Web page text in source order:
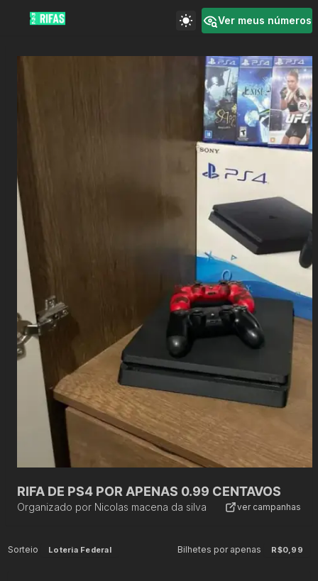
Ver meus números
RIFA DE PS4 POR APENAS 0.99 CENTAVOS
Organizado por Nicolas macena da silva ver campanhas
Sorteio Loteria Federal Bilhetes por apenas R$0,99